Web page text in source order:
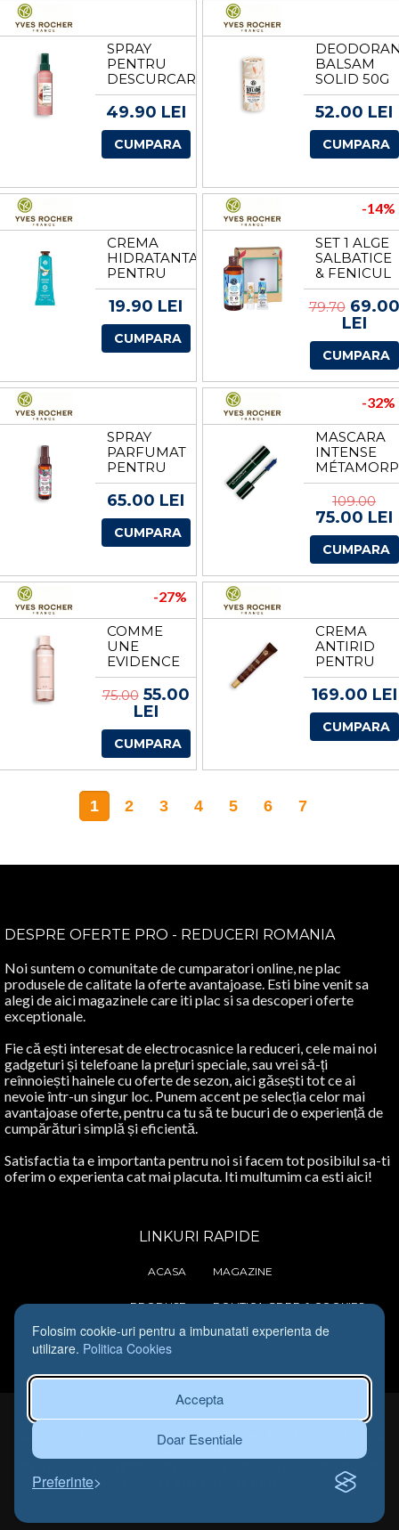
Folosim cookie-uri pentru a imbunatati experienta de
utilizare. Politica Cookies
Accepta
Doar Esentiale
Preferinte
SPRAY
PENTRU
DESCURCAREA
PARULUI
CU LAPTE
CASTANE
BIO DE LA
ROCHER
49.90 LEI
CUMPARA
BALSAM
SOLID 50G
DE LA
YVES
52.00 LEI
CUMPARA
CREMA
HIDRATANTA
PENTRU
MAINI TUB
30 ML DE
ROCHER
19.90 LEI
CUMPARA
-14%
SET 1 ALGE
SALBATICE
& FENICUL
MARIN DE
LA YVES
ROCHER
79.7069.00
LEI
CUMPARA
SPRAY
PARFUMAT
PENTRU
CORP SI
PAR
MENTA
PIPERATA
LA YVES
ROCHER
65.00 LEI
CUMPARA
-32%
MASCARA
INTENSE
DE LA
YVES
ROCHER
109.00
75.00 LEI
CUMPARA
-27%
COMME
UNE
EVIDENCE
- GEL DE
DUS
PARFUMAT
DE LA
YVES
ROCHER
75.0055.00
LEI
CUMPARA
CREMA
ANTIRID
PENTRU
OCHI CU
30 DE
PRETIOASE
TUB 14 ML
YVES
169.00 LEI
CUMPARA
1 2 3 4 5 6 7
DESPRE OFERTE PRO - REDUCERI ROMANIA
Noi suntem o comunitate de cumparatori online, ne plac
produsele de calitate la oferte avantajoase. Esti bine venit sa
alegi de aici magazinele care iti plac si sa descoperi oferte
exceptionale.
Fie că ești interesat de electrocasnice la reduceri, cele mai noi
gadgeturi și telefoane la prețuri speciale, sau vrei să-ți
reînnoiești hainele cu oferte de sezon, aici găsești tot ce ai
nevoie într-un singur loc. Punem accent pe selecția celor mai
avantajoase oferte, pentru ca tu să te bucuri de o experiență de
cumpărături simplă și eficientă.
Satisfactia ta e importanta pentru noi si facem tot posibilul sa-ti
oferim o experienta cat mai placuta. Iti multumim ca esti aici!
LINKURI RAPIDE
ACASA
PRODUSE
CONTACT
MAGAZINE
POLITICA GDRP & COOKIES
TERMENI SI CONDITII
COPYRIGHTS © REDUCERI-ROMANIA.COM. TOATE DREPTURILE
PLATFORMĂ INDEPENDENTĂ DE COMPARARE A PRETURILOR